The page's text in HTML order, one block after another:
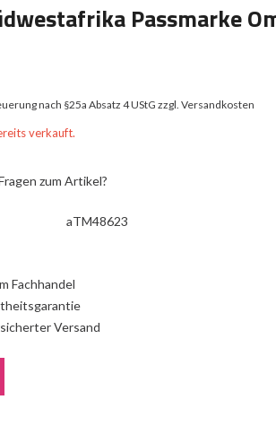
Passmarke
nach §25a Absatz 4 UStGzzgl. Versandkosten
verkauft.
zum Artikel?
aTM48623
Fachhandel
Versand